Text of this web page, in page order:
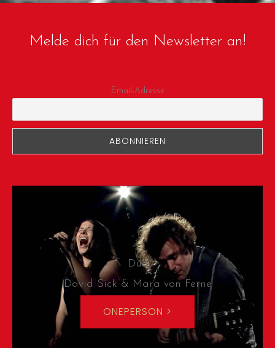
Melde dich für den Newsletter an!
Email-Adresse
Duo
David Sick & Mara von Ferne
ONEPERSON >